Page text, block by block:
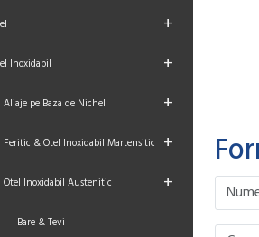
+
Inoxidabil +
Aliaje pe Baza de Nichel +
Feritic & Otel Inoxidabil Martensitic +
Otel Inoxidabil Austenitic +
Bare & Tevi
Please
Please
Please
Please